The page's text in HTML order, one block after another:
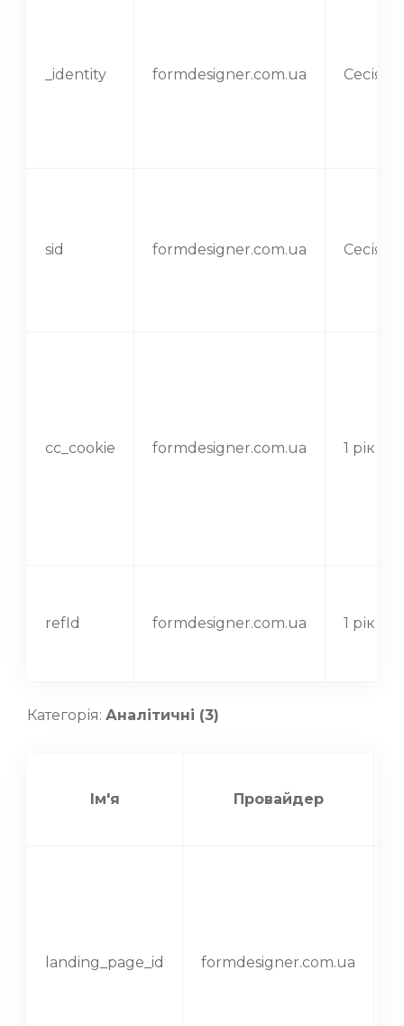
_identity formdesigner.com.ua Сесія
sid formdesigner.com.ua Сесія
cc_cookie formdesigner.com.ua 1 рік
refId formdesigner.com.ua 1 рік
Категорія: Аналітичні (3)
Ім'я Провайдер
landing_page_id formdesigner.com.ua